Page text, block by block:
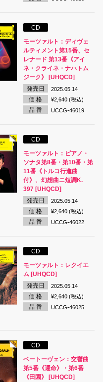
CD
モーツァルト：ディヴェ
ルティメント第15番、セ
レナード 第13番《アイ
ネ・クライネ・ナハトム
ジーク》 [UHQCD]
発売日
2025.05.14
価 格 ¥2,640 (税込)
品 番 UCCG-46019
CD
モーツァルト：ピアノ・
ソナタ第8番・第10番・第
11番《トルコ行進曲
付》、幻想曲ニ短調K.
397 [UHQCD]
発売日
2025.05.14
価 格 ¥2,640 (税込)
品 番 UCCG-46022
CD
モーツァルト：レクイエ
ム [UHQCD]
発売日
2025.05.14
価 格 ¥2,640 (税込)
品 番 UCCG-46025
CD
ベートーヴェン：交響曲
第5番《運命》・第6番
《田園》 [UHQCD]